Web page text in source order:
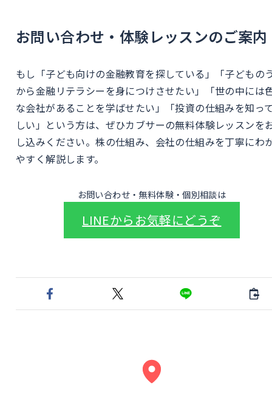
お問い合わせ・体験レッスンのご案内
もし「子ども向けの金融教育を探している」「子どもの
から金融リテラシーを身につけさせたい」「世の中には
な会社があることを学ばせたい」「投資の仕組みを知っ
しい」という方は、ぜひカブサーの無料体験レッスンを
し込みください。株の仕組み、会社の仕組みを丁寧にわ
やすく解説します。
お問い合わせ・無料体験・個別相談は
LINEからお気軽にどうぞ